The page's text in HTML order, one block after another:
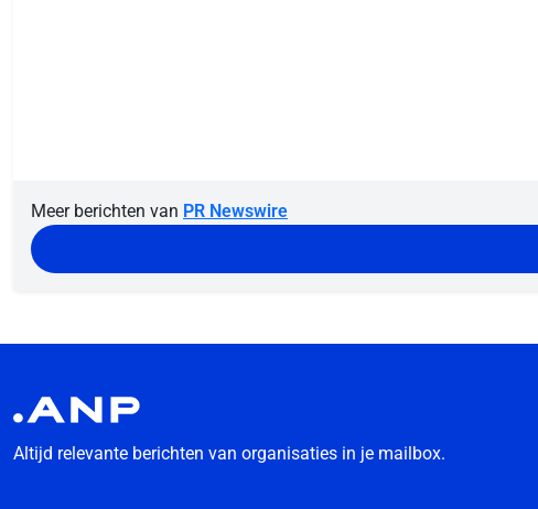
Meer berichten van PR Newswire
Altijd relevante berichten van organisaties in je mailbox.